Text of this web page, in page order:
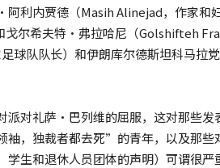
阿利内贾德（Masih Alinejad，作家和
戈尔希夫特·弗拉哈尼（Golshifteh
球队队长）和伊朗库尔德斯坦科马
派对礼萨·巴列维的屈服，这对那些
，独裁者都去死”的青年，以及那些
生和退休人员团体的声明）可谓很严